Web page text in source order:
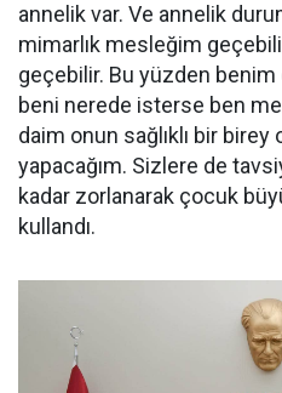
annelik var. Ve annelik
mimarlık mesleğim
geçebilir. Bu yüzden benim
beni nerede isterse ben
daim onun sağlıklı bir
yapacağım. Sizlere de
kadar zorlanarak çocuk
kullandı.